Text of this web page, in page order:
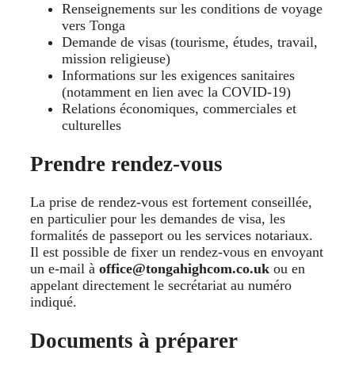
Renseignements sur les conditions de voyage
vers Tonga
Demande de visas (tourisme, études, travail,
mission religieuse)
Informations sur les exigences sanitaires
(notamment en lien avec la COVID-19)
Relations économiques, commerciales et
culturelles
Prendre rendez-vous
La prise de rendez-vous est fortement conseillée,
en particulier pour les demandes de visa, les
formalités de passeport ou les services notariaux.
Il est possible de fixer un rendez-vous en envoyant
un e-mail à office@tongahighcom.co.uk ou en
appelant directement le secrétariat au numéro
indiqué.
Documents à préparer